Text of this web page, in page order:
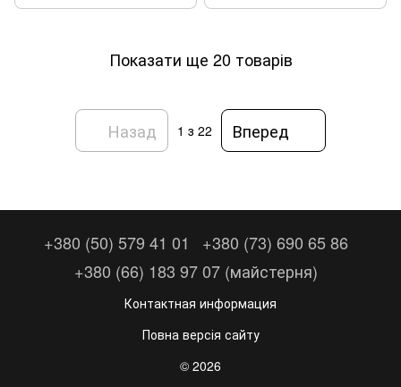
Показати ще 20 товарів
Назад 1 з 22 Вперед
+380 (50) 579 41 01
+380 (73) 690 65 86
+380 (66) 183 97 07 (майстерня)
Контактная информация
Повна версія сайту
© 2026